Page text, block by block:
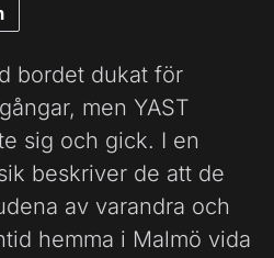
bordet dukat för
men YAST
sig och gick. I en
beskriver de att de
av varandra och
hemma i Malmö vida